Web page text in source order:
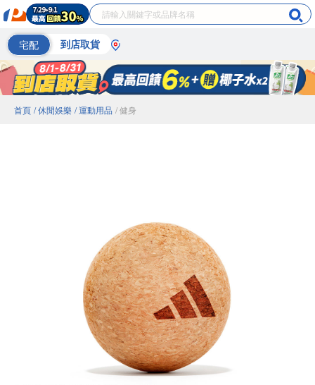
宅配 到店取貨
首頁 / 休閒娛樂 / 運動用品 / 健身